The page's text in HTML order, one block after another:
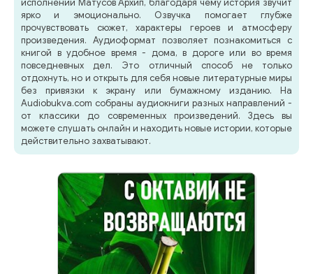
исполнении Матусов Архип, благодаря чему история звучит
ярко и эмоционально. Озвучка помогает глубже
прочувствовать сюжет, характеры героев и атмосферу
произведения. Аудиоформат позволяет познакомиться с
книгой в удобное время - дома, в дороге или во время
повседневных дел. Это отличный способ не только
отдохнуть, но и открыть для себя новые литературные миры
без привязки к экрану или бумажному изданию. На
Audiobukva.com собраны аудиокниги разных направлений -
от классики до современных произведений. Здесь вы
можете слушать онлайн и находить новые истории, которые
действительно захватывают.